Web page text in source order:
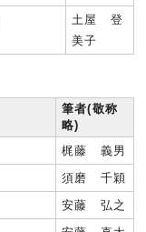
土屋 登
美子
筆者(敬称
略)
梶藤 義男
須磨 千穎
安藤 弘之